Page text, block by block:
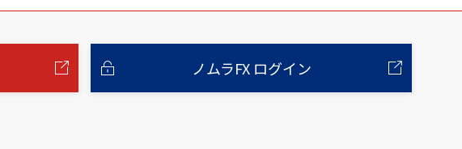
ノムラFX ログイン